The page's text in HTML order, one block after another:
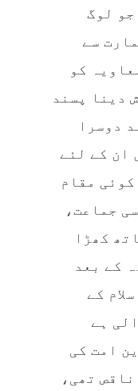
جو لوگ
سے
کو
دینا پسند
دوسرا
ان کے لئے
مقام
جماعت،
کھڑا
کے بعد
کے
ہے
امت کی
تھی،